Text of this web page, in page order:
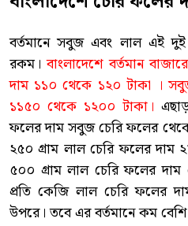
বর্তমানে সবুজ এবং লাল এই
রকম।বাংলাদেশে বর্তমান
দাম ১১০ থেকে ১২০ টাকা ।
১১৫০ থেকে ১২০০ টাকা।
ফলের দাম সবুজ চেরি ফলের থেকে
২৫০ গ্রাম লাল চেরি ফলের
৫০০ গ্রাম লাল চেরি ফলের
প্রতি কেজি লাল চেরি ফলের
উপরে। তবে এর বর্তমানে কম